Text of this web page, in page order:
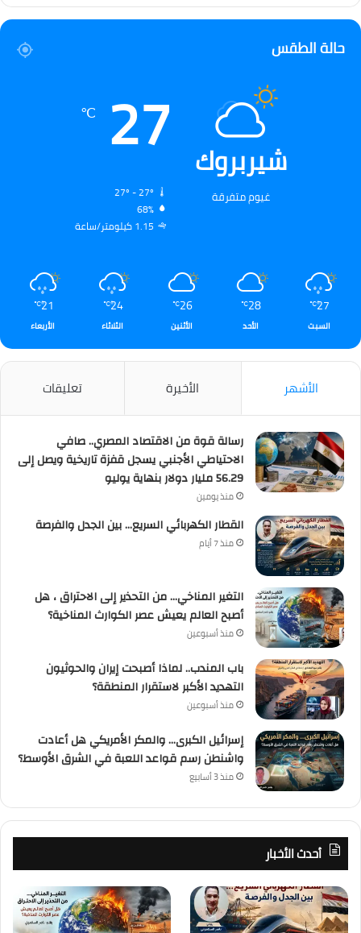
حالة الطقس
شيربروك
غيوم متفرقة
27
℃
68%
1.15 كيلومتر/ساعة
27
℃
السبت
28
℃
الأحد
26
℃
الأثنين
24
℃
الثلاثاء
21
℃
الأربعاء
الأشهر الأخيرة تعليقات
رسالة قوة من الاقتصاد المصري.. صافي
الاحتياطي الأجنبي يسجل قفزة تاريخية ويصل إلى
56.29 مليار دولار بنهاية يوليو
منذ يومين
القطار الكهربائي السريع… بين الجدل والفرصة
منذ 7 أيام
التغير المناخي… من التحذير إلى الاحتراق ، هل
أصبح العالم يعيش عصر الكوارث المناخية؟
منذ أسبوعين
باب المندب.. لماذا أصبحت إيران والحوثيون
التهديد الأكبر لاستقرار المنطقة؟
منذ أسبوعين
إسرائيل الكبرى… والمكر الأمريكي هل أعادت
واشنطن رسم قواعد اللعبة في الشرق الأوسط؟
منذ 3 أسابيع
أحدث الأخبار